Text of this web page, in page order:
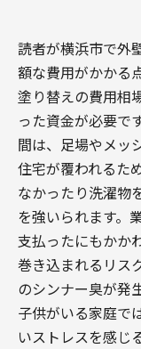
読者が横浜市で外
額な費用がかかる
塗り替えの費用相
った資金が必要で
間は、足場やメッ
住宅が覆われるた
なかったり洗濯物
を強いられます。
支払ったにもかか
巻き込まれるリス
のシンナー臭が発
子供がいる家庭で
いストレスを感じ